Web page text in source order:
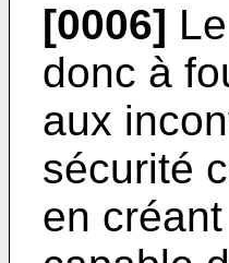
[0006]
donc à
aux
sécurité
en